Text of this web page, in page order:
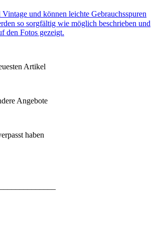
und können leichte Gebrauchsspuren
so sorgfältig wie möglich beschrieben und
den Fotos gezeigt.
Artikel
Angebote
haben